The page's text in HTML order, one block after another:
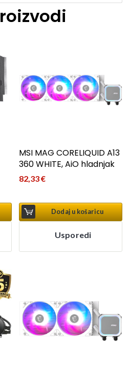
MSI MAG CORELIQUID A13
360 WHITE, AiO hladnjak
82,33€
Dodaj u košaricu
Usporedi